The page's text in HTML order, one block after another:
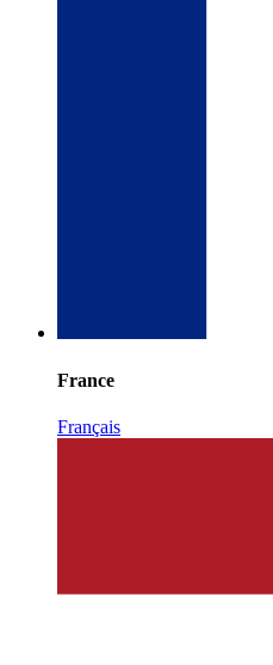
France
Français